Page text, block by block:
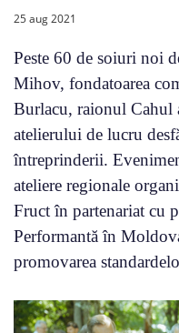
25 aug 2021
Peste 60 de soiuri noi
Mihov, fondatoarea
Burlacu, raionul Cahul
atelierului de lucru
întreprinderii.
ateliere regionale
Fruct în partenariat cu
Performantă în
promovarea